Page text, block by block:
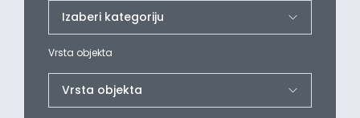
Vrsta objekta